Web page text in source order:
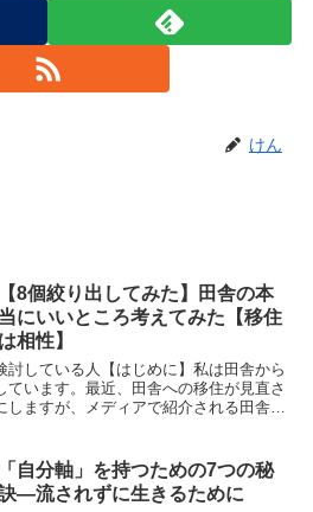
けん
【8個絞り出してみた】田舎の本
当にいいところ考えてみた【移住
は相性】
討している人【はじめに】私は田舎から
ています。最近、田舎への移住が見直さ
ますが、メディアで紹介される田舎暮
「自分軸」を持つための7つの秘
—流されずに生きるために